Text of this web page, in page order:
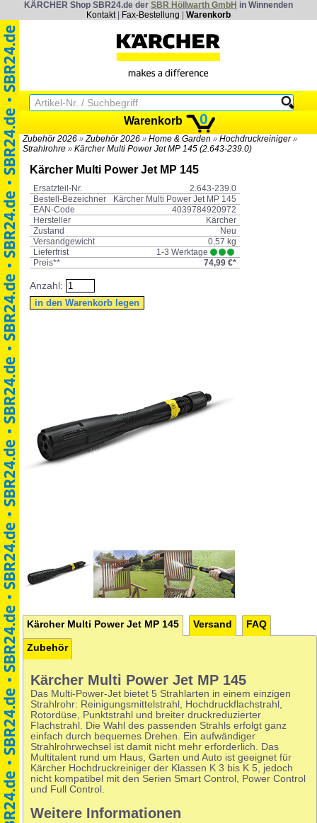
KÄRCHER Shop SBR24.de der SBR Höllwarth GmbH in Winnenden
Kontakt| Fax-Bestellung Warenkorb
Warenkorb 0
Zubehör 2026 » Zubehör 2026 » Home & Garden » Hochdruckreiniger»
Strahlrohre » Kärcher Multi Power Jet MP 145 (2.643-239.0)
Kärcher Multi Power Jet MP 145
Ersatzteil-Nr.
2.643-239.0
Bestell-Bezeichner
Kärcher Multi Power Jet MP 145
EAN-Code
4039784920972
Hersteller
Kärcher
Zustand
Neu
Versandgewicht
0,57 kg
Lieferfrist
1-3 Werktage
Preis**
74,99 €*
Anzahl:
Kärcher Multi Power Jet MP 145 Versand FAQ
Zubehör
Kärcher Multi Power Jet MP 145
Das Multi-Power-Jet bietet 5 Strahlarten in einem einzigen
Strahlrohr: Reinigungsmittelstrahl, Hochdruckflachstrahl,
Rotordüse, Punktstrahl und breiter druckreduzierter
Flachstrahl. Die Wahl des passenden Strahls erfolgt ganz
einfach durch bequemes Drehen. Ein aufwändiger
Strahlrohrwechsel ist damit nicht mehr erforderlich. Das
Multitalent rund um Haus, Garten und Auto ist geeignet für
Kärcher Hochdruckreiniger der Klassen K 3 bis K 5, jedoch
nicht kompatibel mit den Serien Smart Control, Power Control
und Full Control.
Weitere Informationen